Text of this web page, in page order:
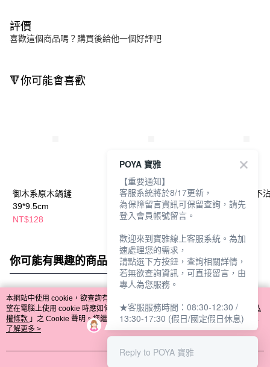
評價
喜歡這個商品嗎？購買後給他一個好評吧
🔻你可能會喜歡
御木系原木鍋鏟
39*9.5cm
NT$128
OMORY 氣炸鍋圓形烘
焙紙20CM-50入
NT$75
日光生活原木不
用平煎鏟
你可能有興趣的商品 全站排行
熱門標籤
本網站中使用 cookie，欲查詢有關本網站使用 cookie 方式之詳情，及若您不希
望在電腦上使用 cookie 時應如何變更電腦的 cookie 設定，請參閱本網站「
隱私
權條款 」之 Cookie 聲明。您繼續使用本網站即表示您同意本公司得按本網站使
用條款之 Cookie 聲明使用 cookie。
了解更多 >
POYA 寶雅
【重要通知】
客服系統將於8/17更新，
為保障留言資訊可保留查詢，請先
登入會員帳號留言。
歡迎來到寶雅線上客服系統。為加
速處理您的需求，
請點選下方按鈕，查詢相關詳情，
若無欲查詢資訊，可直接留言，由
專人為您服務。
★客服服務時間：08:30-12:30 /
13:30-17:30 (假日/國定假日休息)
Reply to POYA 寶雅